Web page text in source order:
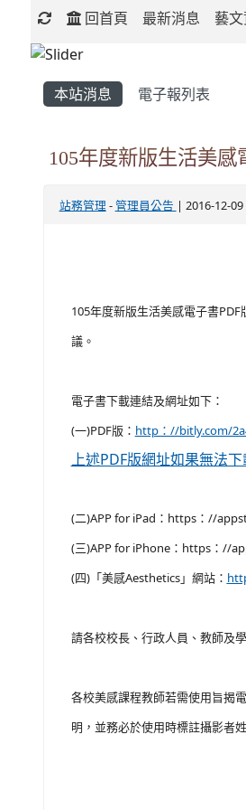
回首頁 最新消息 藝
本站消息 電子報列表
105年度新版生活美感
站務管理 -管理員公告 | 2016-12-
105年度新版生活美感電子書
議。
電子書下載連結及網址如下：
(一)PDF版： http：//bitly.com/
上述PDF版網址如果無法
(二)APP for iPad：https：//
(三)APP for iPhone：https：//
(四)「美感Aesthetics」網站：
請各校校長、行政人員、教師及
各校美感課程教師若需使用旨揭
明，並務必於使用時標註攝影者